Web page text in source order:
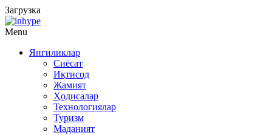
Загрузка
Menu
Янгиликлар
Сиёсат
Иқтисод
Жамият
Ҳодисалар
Технологиялар
Туризм
Маданият